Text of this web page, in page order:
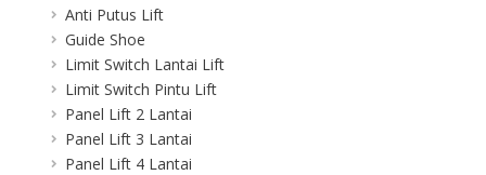
Anti Putus Lift
Guide Shoe
Limit Switch Lantai Lift
Limit Switch Pintu Lift
Panel Lift 2 Lantai
Panel Lift 3 Lantai
Panel Lift 4 Lantai